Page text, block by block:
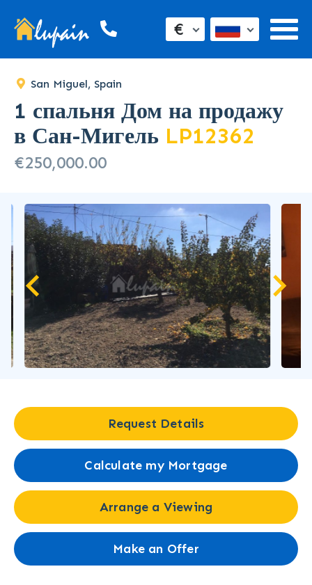
€
San Miguel, Spain
1 спальня Дом на продажу
в Сан-Мигель LP12362
€250,000.00
Request Details
Calculate my Mortgage
Arrange a Viewing
Make an Offer